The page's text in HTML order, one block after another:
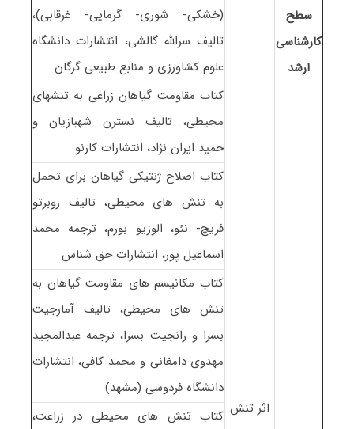
سطح
کارشناسی
ارشد
اثر تنش
(خشکی- شوری- گرمایی- غرقابی)،
تالیف سرالله گالشی، انتشارات دانشگاه
علوم کشاورزی و منابع طبیعی گرگان
کتاب مقاومت گیاهان زراعی به تنشهای
محیطی، تالیف نسترن شهبازیان و
حمید ایران نژاد، انتشارات کارنو
کتاب اصلاح ژنتیکی گیاهان برای تحمل
به تنش های محیطی، تالیف روبرتو
فریچ- نئو، الوزیو بورم، ترجمه محمد
اسماعیل پور، انتشارات حق شناس
کتاب مکانیسم های مقاومت گیاهان به
تنش های محیطی، تالیف آمارجیت
بسرا و رانجیت بسرا، ترجمه عبدالمجید
مهدوی دامغانی و محمد کافی، انتشارات
دانشگاه فردوسی (مشهد)
کتاب تنش های محیطی در زراعت،